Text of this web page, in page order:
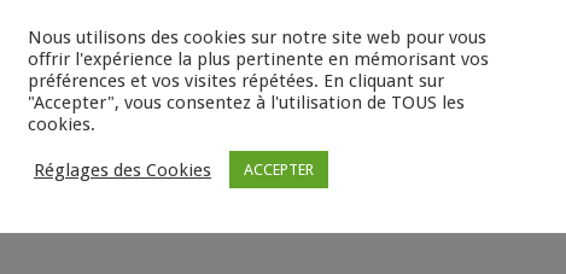
Nous utilisons des cookies sur notre site web pour vous
offrir l'expérience la plus pertinente en mémorisant vos
préférences et vos visites répétées. En cliquant sur
"Accepter", vous consentez à l'utilisation de TOUS les
cookies.
Réglages des Cookies ACCEPTER